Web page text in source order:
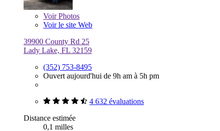
VoirPhotos
Voir le site Web
39900 County Rd 25
Lady Lake, FL 32159
(352) 753-8495
Ouvert aujourd'hui de 9h am à 5h pm
4 632 évaluations
Distance estimée
0,1 milles